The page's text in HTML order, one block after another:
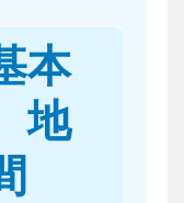
本
地